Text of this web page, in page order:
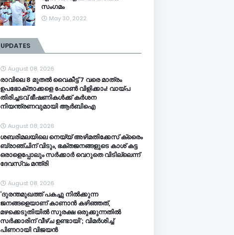
സംഗമം
May 30, 2022
UPDATES
August 08, 2026
രാവിലെ 8 മുതൽ വൈകീട്ട് 7 വരെ മാത്രം
ഉപഭോക്താക്കളെ ഫോൺ വിളിക്കാം! വായ്പ
തിരിച്ചടവ് ഭീഷണികൾക്ക് കർശന
നിയന്ത്രണവുമായി ആർബിഐ
August 08, 2026
ശബരിമലയിലെ നെയ്യ് അഴിമതിക്കേസ് ക്രൈം
ബ്രാഞ്ചിന് വിടും, ഭക്തജനങ്ങളുടെ കാശ് കട്ട
ഒരാളെപ്പോലും സർക്കാർ വെറുതെ വിടില്ലെന്ന്
ദേവസ്വം മന്ത്രി
August 08, 2026
‘ദുരന്തമുഖത്ത് പകച്ചു നിൽക്കുന്ന
ജനങ്ങളെയാണ് കാണാൻ കഴിഞ്ഞത്,
മഴക്കെടുതിയിൽ സുരക്ഷ ഒരുക്കുന്നതിൽ
സർക്കാരിന് വീഴ്ച ഉണ്ടായി’; വിമർശിച്ച്
പിണറായി വിജയൻ